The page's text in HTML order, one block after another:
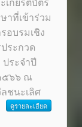
าที่เข้าร่วม
อบรมเชิง
ระกวด
ระจำปี
๕๖๖ ณ
ชนะเลิศ
ดูรายละเอียด